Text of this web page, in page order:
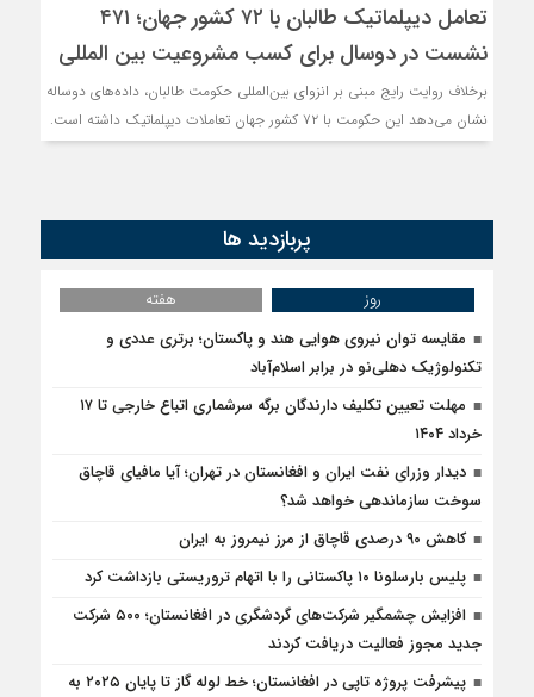
تعامل دیپلماتیک طالبان با ۷۲ کشور جهان؛ ۴۷۱
نشست در دوسال برای کسب مشروعیت بین المللی
برخلاف روایت رایج مبنی بر انزوای بین‌المللی حکومت طالبان، داده‌های دوساله
نشان می‌دهد این حکومت با ۷۲ کشور جهان تعاملات دیپلماتیک داشته است.
پربازدید ها
روز
هفته
مقایسه توان نیروی هوایی هند و پاکستان؛ برتری عددی و
تکنولوژیک دهلی‌نو در برابر اسلام‌آباد
مهلت تعیین تکلیف دارندگان برگه سرشماری اتباع خارجی تا ۱۷
خرداد ۱۴۰۴
دیدار وزرای نفت ایران و افغانستان در تهران؛ آیا مافیای قاچاق
سوخت سازماندهی خواهد شد؟
کاهش ۹۰ درصدی قاچاق از مرز نیمروز به ایران
پلیس بارسلونا ۱۰ پاکستانی را با اتهام تروریستی بازداشت کرد
افزایش چشمگیر شرکت‌های گردشگری در افغانستان؛ ۵۰۰ شرکت
جدید مجوز فعالیت دریافت کردند
پیشرفت پروژه تاپی در افغانستان؛ خط لوله گاز تا پایان ۲۰۲۵ به